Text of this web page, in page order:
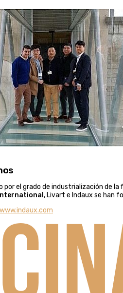
por el grado de industrialización de
, Livart e Indaux se han
www.indaux.com